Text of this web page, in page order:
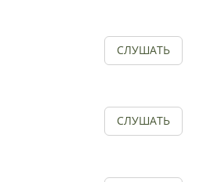
СЛУШАТЬ
СЛУШАТЬ